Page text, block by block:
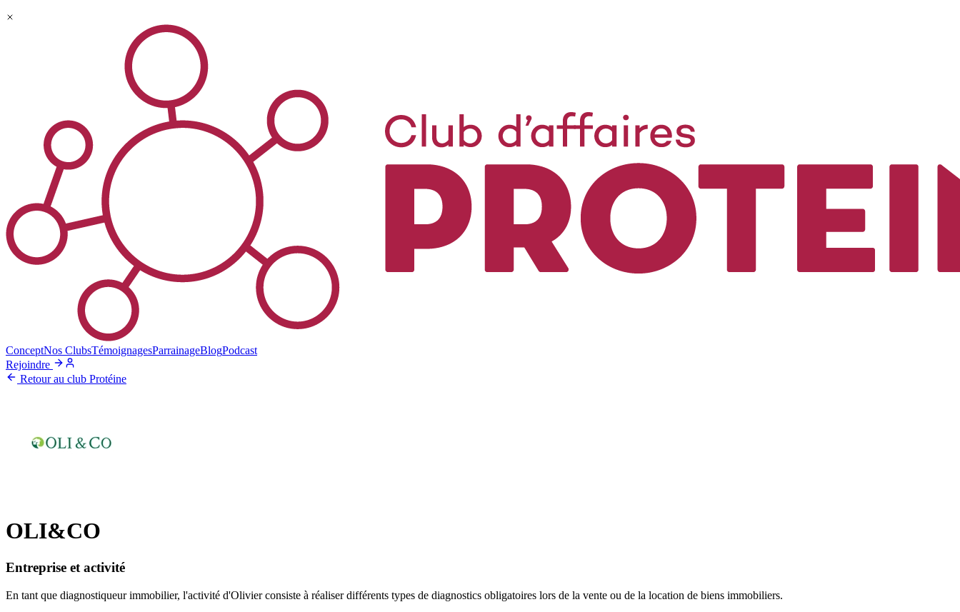
ConceptNos ClubsTémoignagesParrainageBlogPodcast
Rejoindre
Retour au club Protéine
OLI&CO
Entreprise et activité
En tant que diagnostiqueur immobilier, l'activité d'Olivier consiste à réaliser différents types de diagnostics obligatoires lors de la vente ou de la location de biens immobiliers.